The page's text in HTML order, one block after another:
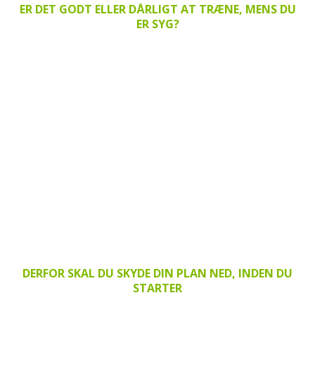
ER DET GODT ELLER DÅRLIGT AT TRÆNE, MENS DU
ER SYG?
DERFOR SKAL DU SKYDE DIN PLAN NED, INDEN DU
STARTER